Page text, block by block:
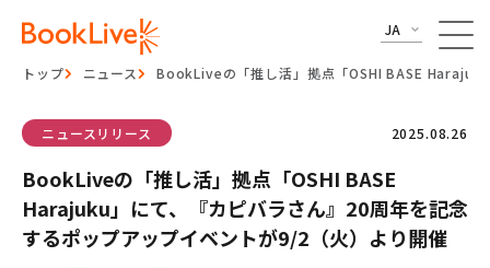
JA
トップ ニュース BookLiveの「推し活」拠点「OSHI BASE
ニュースリリース 2025.08.26
BookLiveの「推し活」拠点「OSHI BASE
Harajuku」にて、『カピバラさん』20周年を記念
するポップアップイベントが9/2（火）より開催